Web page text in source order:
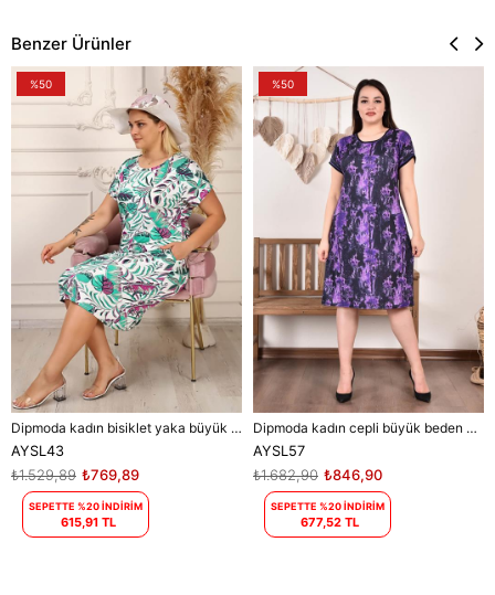
Benzer Ürünler
Dipmoda kadın bisiklet yaka büyük beden elbise DPAYSL43 - Mavi
AYSL43
₺769,89
₺1.529,89
SEPETTE %20 İNDİRİM
615,91 TL
%50
Dipmoda kadın cepli büyük beden elbise DPAYSL57 - Mor
AYSL57
₺846,90
₺1.682,90
SEPETTE %20 İNDİRİM
677,52 TL
%50